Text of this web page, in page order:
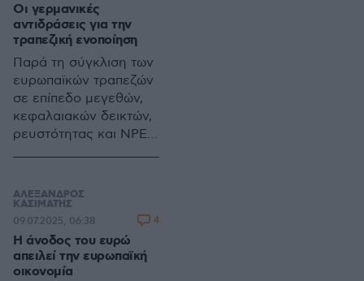
Οι γερμανικές
αντιδράσεις για την
τραπεζική ενοποίηση
Παρά τη σύγκλιση των
ευρωπαϊκών τραπεζών
σε επίπεδο μεγεθών,
κεφαλαιακών δεικτών,
ρευστότητας και NPEs,
αντίσταση στην
τραπεζική ενοποίηση
ΑΛΕΞΑΝΔΡΟΣ
ΚΑΣΙΜΑΤΗΣ
Η άνοδος του ευρώ
απειλεί την ευρωπαϊκή
οικονομία
09.07.2025, 06:38 4